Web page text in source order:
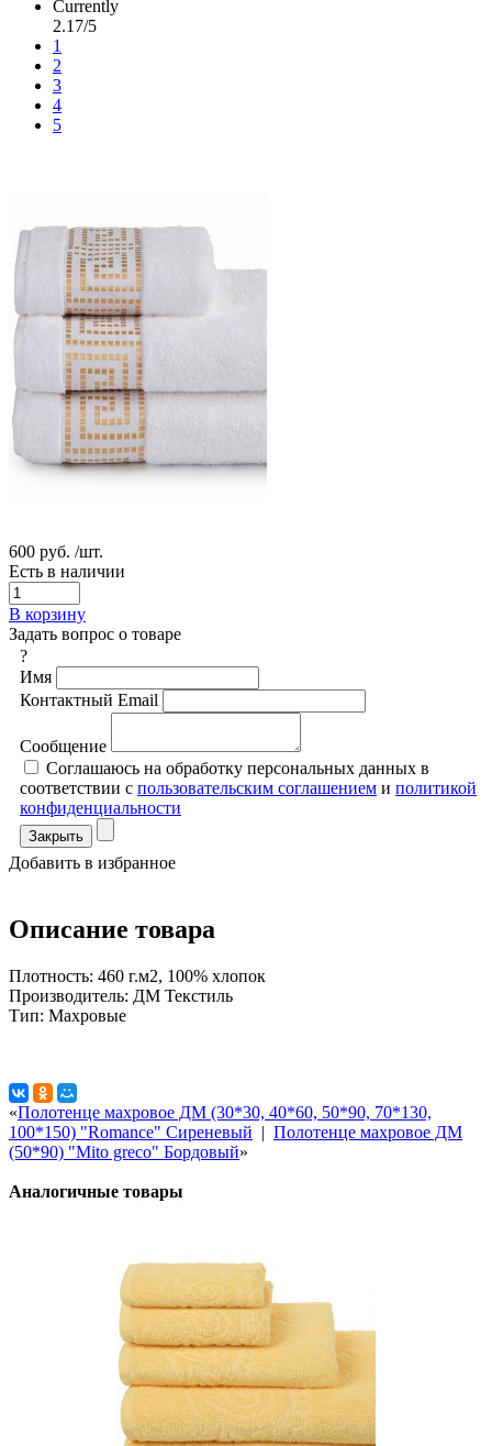
Currently
2.17/5
1
2
3
4
5
600 руб. /шт.
Есть в наличии
В корзину
Задать вопрос о товаре
?
Имя
Контактный Email
Сообщение
Соглашаюсь на обработку персональных данных в
соответствии с пользовательским соглашением и политикой
конфиденциальности
Закрыть
Добавить в избранное
Описание товара
Плотность: 460 г.м2, 100% хлопок
Производитель: ДМ Текстиль
Тип: Махровые
«Полотенце махровое ДМ (30*30, 40*60, 50*90, 70*130,
100*150) "Romance" Сиреневый | Полотенце махровое ДМ
(50*90) "Mito greco" Бордовый»
Аналогичные товары